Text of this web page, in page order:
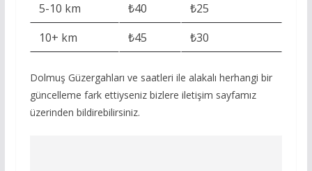
5-10 km
₺40
₺25
10+ km
₺45 ₺30
Dolmuş Güzergahları ve saatleri ile alakalı herhangi bir
güncelleme fark ettiyseniz bizlere iletişim sayfamız
üzerinden bildirebilirsiniz.